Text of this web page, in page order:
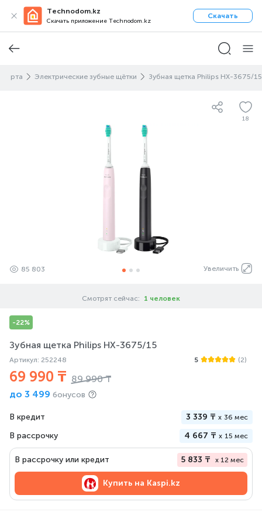
Technodom.kz
Скачать приложение Technodom.kz
Скачать
рта Электрические зубные щётки Зубная щетка Philips HX-3675/15
18
Увеличить
85 803
Смотрят сейчас: 1 человек
-22%
Зубная щетка Philips HX-3675/15
Артикул: 252248 5 (2)
69 990 ₸ 89 990 ₸
до 3 499 бонусов
В кредит 3 339 ₸ x 36 мес
В рассрочку 4 667 ₸ x 15 мес
В рассрочку или кредит 5 833 ₸ x 12 мес
Купить на Kaspi.kz